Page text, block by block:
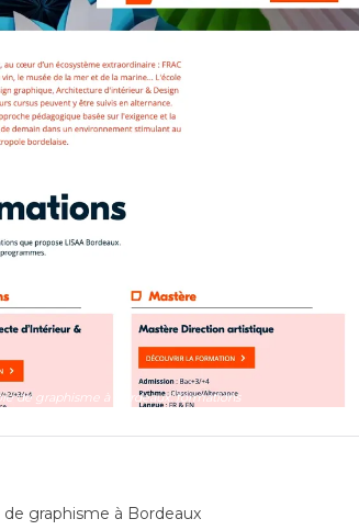
de graphisme à Bordeaux: formations
graphisme à Bordeaux